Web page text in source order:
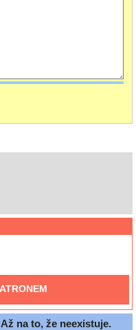
na to, že neexistuje.